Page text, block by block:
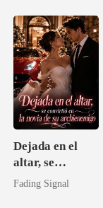
Dejada en el
altar, se
convirtió en la
Fading Signal